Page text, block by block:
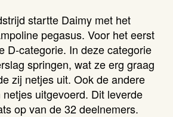
startte Daimy met het
pegasus. Voor het eerst
D-categorie. In deze categorie
springen, wat ze erg graag
zij netjes uit. Ook de andere
uitgevoerd. Dit leverde
op van de 32 deelnemers.